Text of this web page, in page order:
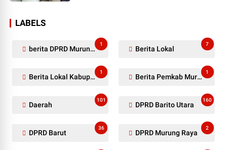
LABELS
berita DPRD Murung Raya
1
Berita Lokal
7
Berita Lokal Kabupaten Barito Utara
1
Berita Pemkab Murung Raya
1
Daerah
101
DPRD Barito Utara
160
DPRD Barut
36
DPRD Murung Raya
2